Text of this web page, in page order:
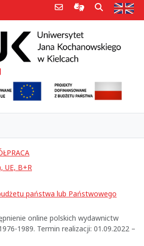
Poczta e-mailInformacje dla
Szukaj
UE, B+R
państwa lub Państwowego
online polskich wydawnictw
1989. Termin realizacji: 01.09.2022 –